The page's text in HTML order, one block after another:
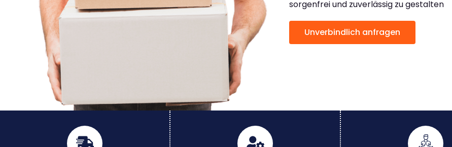
sorgenfrei und zuverlässig zu gestalten
Unverbindlich anfragen